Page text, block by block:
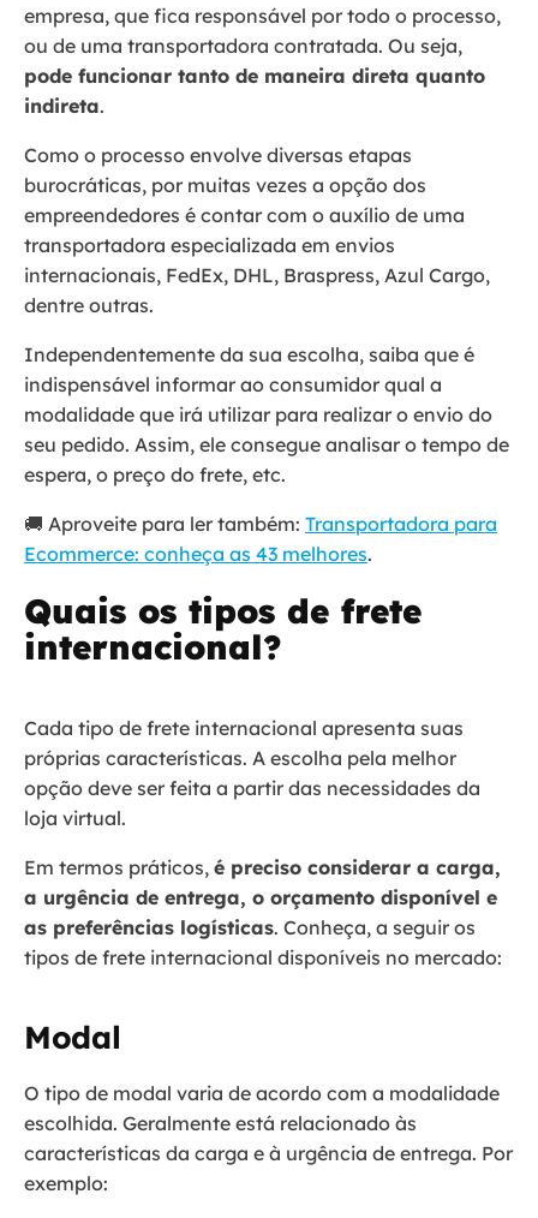
empresa, que fica responsável por todo o processo,
ou de uma transportadora contratada. Ou seja,
pode funcionar tanto de maneira direta quanto
indireta.
Como o processo envolve diversas etapas
burocráticas, por muitas vezes a opção dos
empreendedores é contar com o auxílio de uma
transportadora especializada em envios
internacionais, FedEx, DHL, Braspress, Azul Cargo,
dentre outras.
Independentemente da sua escolha, saiba que é
indispensável informar ao consumidor qual a
modalidade que irá utilizar para realizar o envio do
seu pedido. Assim, ele consegue analisar o tempo de
espera, o preço do frete, etc.
🚚 Aproveite para ler também: Transportadora para
Ecommerce: conheça as 43 melhores.
Quais os tipos de frete
internacional?
Cada tipo de frete internacional apresenta suas
próprias características. A escolha pela melhor
opção deve ser feita a partir das necessidades da
loja virtual.
Em termos práticos, é preciso considerar a carga,
a urgência de entrega, o orçamento disponível e
as preferências logísticas. Conheça, a seguir os
tipos de frete internacional disponíveis no mercado:
Modal
O tipo de modal varia de acordo com a modalidade
escolhida. Geralmente está relacionado às
características da carga e à urgência de entrega. Por
exemplo: